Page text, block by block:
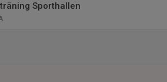
Sporthallen